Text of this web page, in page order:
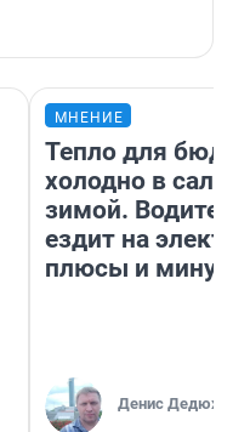
МНЕНИЕ
Тепло для
холодно в
зимой.
ездит на
плюсы и
Денис